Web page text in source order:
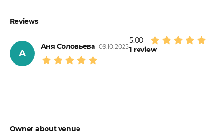
Reviews
5.00
1review
А
Аня Соловьева 09.10.2025
Owner about venue